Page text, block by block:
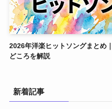
2026年洋楽ヒットソングまとめ
どころを解説
新着記事